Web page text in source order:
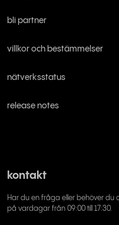
bli partner
villkor och bestämmelser
nätverksstatus
release notes
kontakt
Har du en fråga eller behöver du
på vardagar från 09:00 till 17:30.